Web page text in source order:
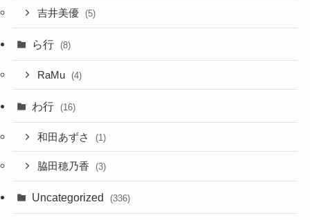
吉井美優 (5)
ら行 (8)
RaMu (4)
わ行 (16)
和田あずさ (1)
脇田穂乃香 (3)
Uncategorized (336)